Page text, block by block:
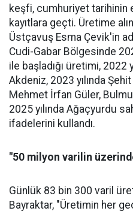
keşfi, cumhuriyet tarihinin
kayıtlara geçti. Üretime
Üstçavuş Esma Çevik'in
Cudi-Gabar Bölgesinde
ile başladığı üretimi, 2022
Akdeniz, 2023 yılında
Mehmet İrfan Güler,
2025 yılında Ağaçyurdu
ifadelerini kullandı.
"50 milyon varilin
Günlük 83 bin 300 varil
Bayraktar, "Üretimin her